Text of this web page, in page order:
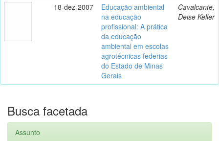
18-dez-2007
Educação ambiental
na educação
profissional: A prática
da educação
ambiental em escolas
agrotécnicas federias
do Estado de Minas
Gerais
Cavalcante,
Deise Keller
Busca facetada
Assunto